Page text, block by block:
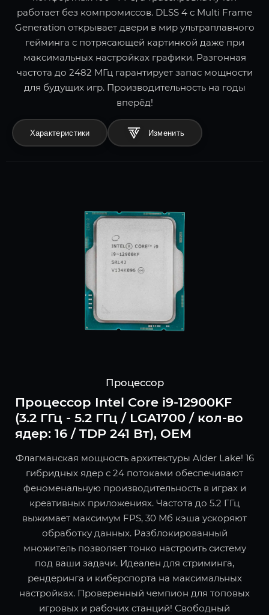
работает без компромиссов. DLSS 4 с Multi Frame
Generation открывает двери в мир ультраплавного
гейминга с потрясающей картинкой даже при
максимальных настройках графики. Разгонная
частота до 2482 МГц гарантирует запас мощности
для будущих игр. Производительность на годы
вперёд!
Характеристики
Процессор
Процессор Intel Core i9-12900KF
(3.2 ГГц - 5.2 ГГц / LGA1700 / кол-во
ядер: 16 / TDP 241 Вт), OEM
Флагманская мощность архитектуры Alder Lake! 16
гибридных ядер с 24 потоками обеспечивают
феноменальную производительность в играх и
креативных приложениях. Частота до 5.2 ГГц
выжимает максимум FPS, 30 Мб кэша ускоряют
обработку данных. Разблокированный
множитель позволяет тонко настроить систему
под ваши задачи. Идеален для стриминга,
рендеринга и киберспорта на максимальных
настройках. Проверенный чемпион для топовых
игровых и рабочих станций! Свободный